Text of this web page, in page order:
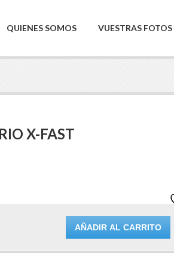
QUIENES SOMOS VUESTRAS FOTOS
X-FAST
AÑADIR AL CARRITO
a